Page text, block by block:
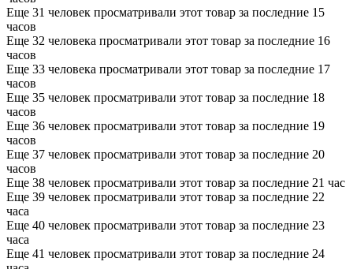
Еще 31 человек просматривали этот товар за последние 15
часов
Еще 32 человека просматривали этот товар за последние 16
часов
Еще 33 человека просматривали этот товар за последние 17
часов
Еще 35 человек просматривали этот товар за последние 18
часов
Еще 36 человек просматривали этот товар за последние 19
часов
Еще 37 человек просматривали этот товар за последние 20
часов
Еще 38 человек просматривали этот товар за последние 21 час
Еще 39 человек просматривали этот товар за последние 22
часа
Еще 40 человек просматривали этот товар за последние 23
часа
Еще 41 человек просматривали этот товар за последние 24